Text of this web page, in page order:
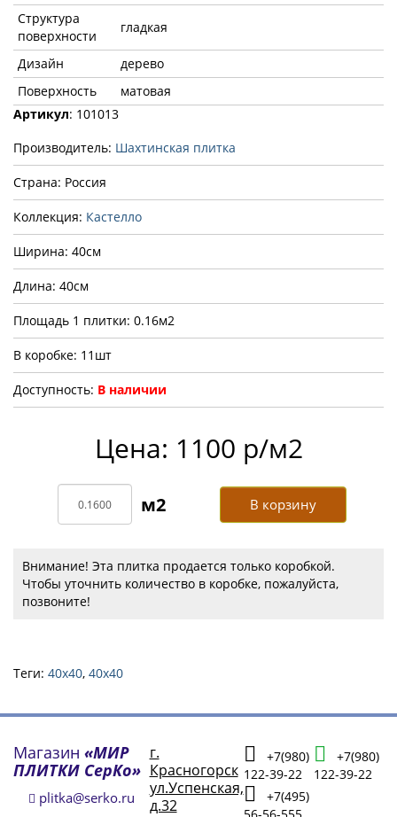
Структура
поверхности
гладкая
Дизайн
дерево
Поверхность
матовая
Артикул: 101013
Производитель: Шахтинская плитка
Страна: Россия
Коллекция: Кастелло
Ширина: 40см
Длина: 40см
Площадь 1 плитки: 0.16м2
В коробке: 11шт
Доступность: В наличии
Цена: 1100 р/м2
В корзину
Внимание! Эта плитка продается только коробкой.
Чтобы уточнить количество в коробке, пожалуйста,
позвоните!
Теги: 40x40, 40х40
Магазин «МИР
ПЛИТКИ СерКо»
plitka@serko.ru
г.
Красногорск
ул.Успенская,
д.32
+7(980)
122-39-22
+7(495)
+7(980)
122-39-22